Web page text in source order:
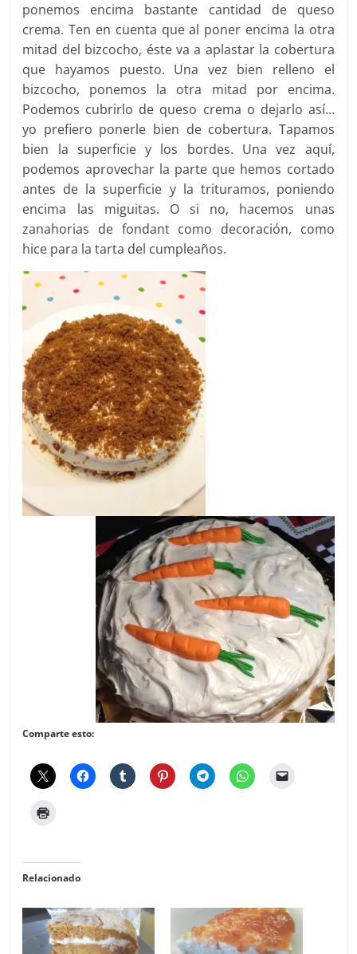
ponemos encima bastante cantidad de queso
crema. Ten en cuenta que al poner encima la otra
mitad del bizcocho, éste va a aplastar la cobertura
que hayamos puesto. Una vez bien relleno el
bizcocho, ponemos la otra mitad por encima.
Podemos cubrirlo de queso crema o dejarlo así…
yo prefiero ponerle bien de cobertura. Tapamos
bien la superficie y los bordes. Una vez aquí,
podemos aprovechar la parte que hemos cortado
antes de la superficie y la trituramos, poniendo
encima las miguitas. O si no, hacemos unas
zanahorias de fondant como decoración, como
hice para la tarta del cumpleaños.
Comparte esto:
Relacionado